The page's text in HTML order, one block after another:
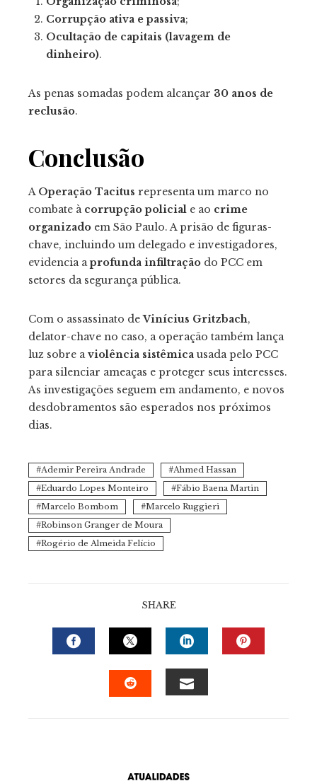
Corrupção ativa e passiva;
Ocultação de capitais (lavagem de
dinheiro).
As penas somadas podem alcançar 30 anos de
reclusão.
Conclusão
A Operação Tacitus representa um marco no
combate à corrupção policial e ao crime
organizado em São Paulo. A prisão de figuras-
chave, incluindo um delegado e investigadores,
evidencia aprofunda infiltração do PCC em
setores da segurança pública.
Com o assassinato deVinícius Gritzbach,
delator-chave no caso, a operação também lança
luz sobre aviolência sistêmica usada pelo PCC
para silenciar ameaças e proteger seus interesses.
As investigações seguem em andamento, e novos
desdobramentos são esperados nos próximos
dias.
Ademir Pereira Andrade
Ahmed Hassan
Eduardo Lopes Monteiro
Fábio Baena Martin
Marcelo Bombom
Marcelo Ruggieri
Robinson Granger de Moura
Rogério de Almeida Felício
SHARE
FACEBOOKTWITTERLINKEDIN